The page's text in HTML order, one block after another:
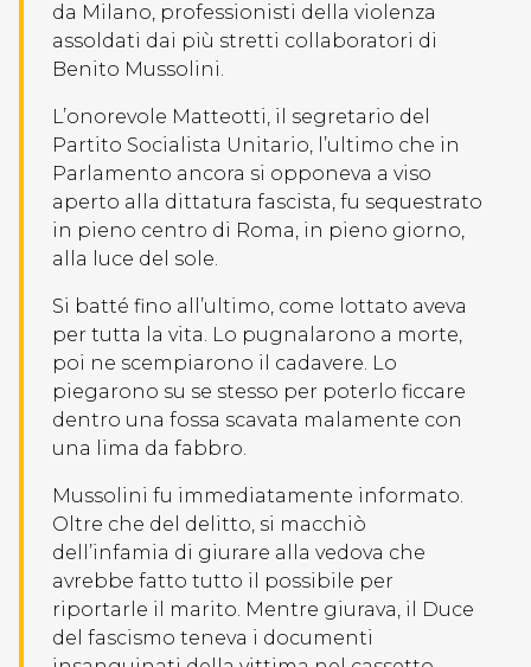
da Milano, professionisti della violenza
assoldati dai più stretti collaboratori di
Benito Mussolini.
L’onorevole Matteotti, il segretario del
Partito Socialista Unitario, l’ultimo che in
Parlamento ancora si opponeva a viso
aperto alla dittatura fascista, fu sequestrato
in pieno centro di Roma, in pieno giorno,
alla luce del sole.
Si batté fino all’ultimo, come lottato aveva
per tutta la vita. Lo pugnalarono a morte,
poi ne scempiarono il cadavere. Lo
piegarono su se stesso per poterlo ficcare
dentro una fossa scavata malamente con
una lima da fabbro.
Mussolini fu immediatamente informato.
Oltre che del delitto, si macchiò
dell’infamia di giurare alla vedova che
avrebbe fatto tutto il possibile per
riportarle il marito. Mentre giurava, il Duce
del fascismo teneva i documenti